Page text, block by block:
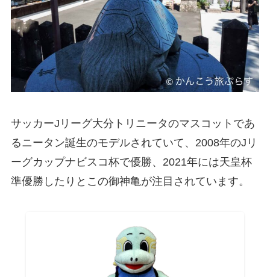
サッカーJリーグ大分トリニータのマスコットであ
るニータン誕生のモデルされていて、2008年のJリ
ーグカップナビスコ杯で優勝、2021年には天皇杯
準優勝したりとこの御神亀が注目されています。